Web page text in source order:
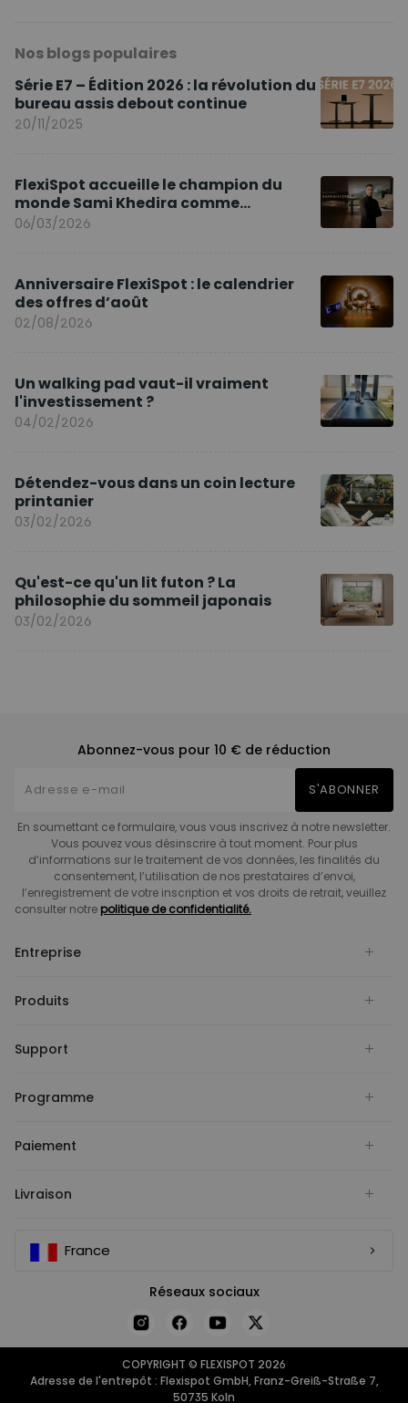
Nos blogs populaires
Série E7 – Édition 2026 : la révolution du
bureau assis debout continue
20/11/2025
FlexiSpot accueille le champion du
monde Sami Khedira comme
ambassadeur de la marque en Europe
06/03/2026
Anniversaire FlexiSpot : le calendrier
des offres d’août
02/08/2026
Un walking pad vaut-il vraiment
l'investissement ?
04/02/2026
Détendez-vous dans un coin lecture
printanier
03/02/2026
Qu'est-ce qu'un lit futon ? La
philosophie du sommeil japonais
03/02/2026
Abonnez-vous pour 10 € de réduction
S'ABONNER
En soumettant ce formulaire, vous vous inscrivez à notre newsletter.
Vous pouvez vous désinscrire à tout moment. Pour plus
d’informations sur le traitement de vos données, les finalités du
consentement, l’utilisation de nos prestataires d’envoi,
l’enregistrement de votre inscription et vos droits de retrait, veuillez
consulter notre politique de confidentialité.
Entreprise
Produits
Support
Programme
Paiement
Livraison
France
Réseaux sociaux
COPYRIGHT © FLEXISPOT 2026
Adresse de l'entrepôt : Flexispot GmbH, Franz-Greiß-Straße 7,
50735 Koln